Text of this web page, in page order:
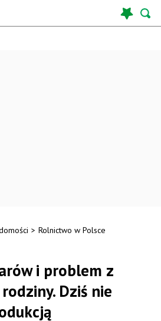
> Rolnictwo w Polsce
i problem z
Dziś nie